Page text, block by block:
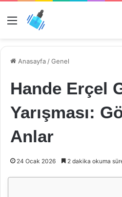
Menü
Anasayfa /Genel
Hande Erçel
Yarışması:
Anlar
24 Ocak 2026 2 dakika okuma